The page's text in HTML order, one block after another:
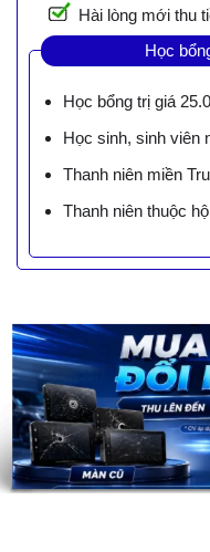
Hài lòng mới thu
Học
Học bổng trị giá
Học sinh, sinh viên
Thanh niên miền
Thanh niên thuộc